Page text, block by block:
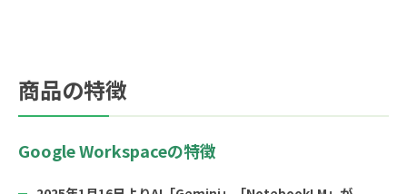
商品の特徴
Google Workspaceの特徴